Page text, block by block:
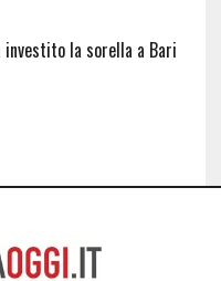
investito la sorella a Bari